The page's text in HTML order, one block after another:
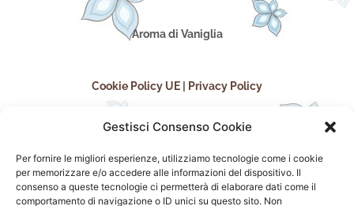
Gestisci Consenso Cookie
Per fornire le migliori esperienze, utilizziamo tecnologie come i cookie
per memorizzare e/o accedere alle informazioni del dispositivo. Il
consenso a queste tecnologie ci permetterà di elaborare dati come il
comportamento di navigazione o ID unici su questo sito. Non
Aroma di Vaniglia
Cookie Policy UE Privacy Policy